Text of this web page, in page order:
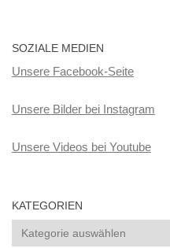
SOZIALE MEDIEN
Unsere Facebook-Seite
Unsere Bilder bei Instagram
Unsere Videos bei Youtube
KATEGORIEN
Kategorien